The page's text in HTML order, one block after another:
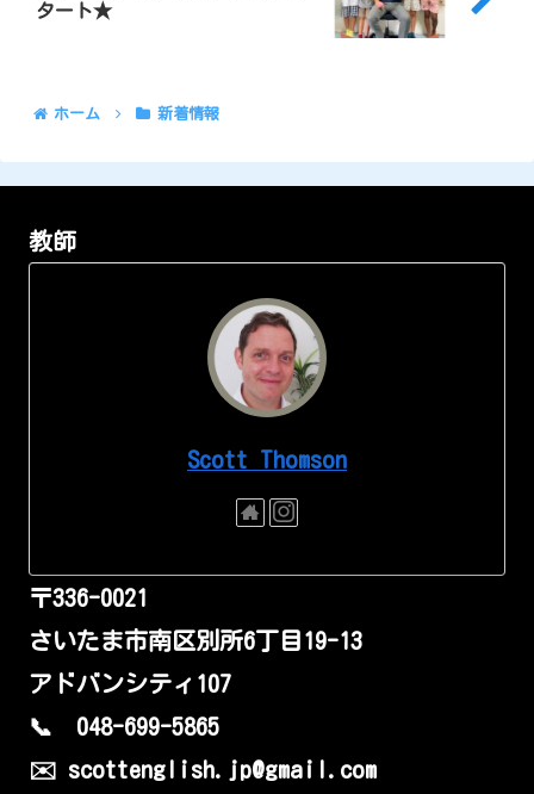
タート★
ホーム 新着情報
教師
Scott Thomson
〒336-0021
さいたま市南区別所6丁目19-13
アドバンシティ107
📞 048-699-5865
✉️ scottenglish.jp@gmail.com